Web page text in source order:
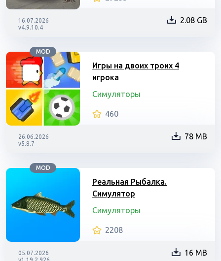
16.07.2026
v4.9.10.4
2.08 GB
MOD
Игры на двоих троих 4
игрока
Симуляторы
460
26.06.2026
v5.8.7
78 MB
MOD
Реальная Рыбалка.
Симулятор
Симуляторы
2208
05.07.2026
16 MB